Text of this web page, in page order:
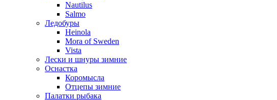
Nautilus
Salmo
Ледобуры
Heinola
Mora of Sweden
Vista
Лески и шнуры зимние
Оснастка
Коромысла
Отцепы зимние
Палатки рыбака